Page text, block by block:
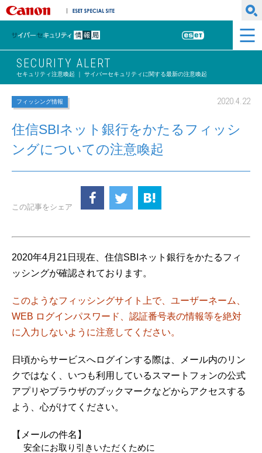
キヤノンマーケティングジャパン株式会社
サイバーセキュリティ情報局
ESET
SECURITY ALERT
セキュリティ注意喚起 ｜ サイバーセキュリティに関する最新の注意喚起
フィッシング情報 2020.4.22
住信SBIネット銀行をかたるフィッシ
ングについての注意喚起
この記事をシェア
2020年4月21日現在、住信SBIネット銀行をかたるフィ
ッシングが確認されております。
このようなフィッシングサイト上で、ユーザーネーム、
WEB ログインパスワード、認証番号表の情報等を絶対
に入力しないように注意してください。
日頃からサービスへログインする際は、メール内のリン
クではなく、いつも利用しているスマートフォンの公式
アプリやブラウザのブックマークなどからアクセスする
よう、心がけてください。
【メールの件名】
安全にお取り引きいただくために